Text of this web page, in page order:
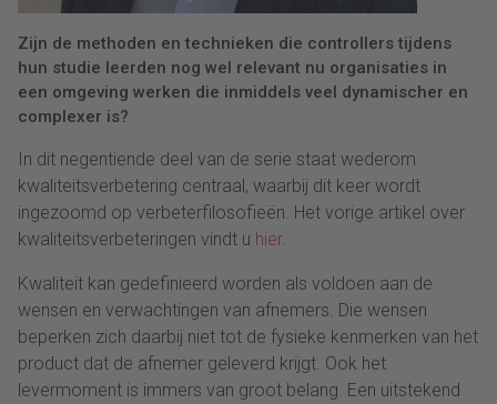
Zijn de methoden en technieken die controllers tijdens
hun studie leerden nog wel relevant nu organisaties in
een omgeving werken die inmiddels veel dynamischer en
complexer is?
In dit negentiende deel van de serie staat wederom
kwaliteitsverbetering centraal, waarbij dit keer wordt
ingezoomd op verbeterfilosofieën. Het vorige artikel over
kwaliteitsverbeteringen vindt u hier.
Kwaliteit kan gedefinieerd worden als voldoen aan de
wensen en verwachtingen van afnemers. Die wensen
beperken zich daarbij niet tot de fysieke kenmerken van het
product dat de afnemer geleverd krijgt. Ook het
levermoment is immers van groot belang. Een uitstekend